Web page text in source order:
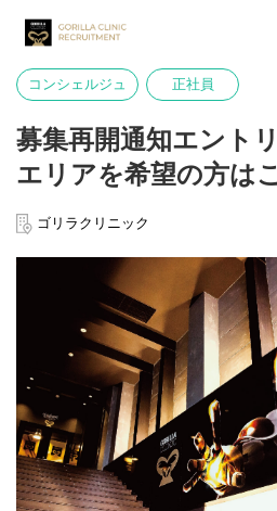
コンシェルジュ 正社員
募集再開通知エント
エリアを希望の方は
ゴリラクリニック